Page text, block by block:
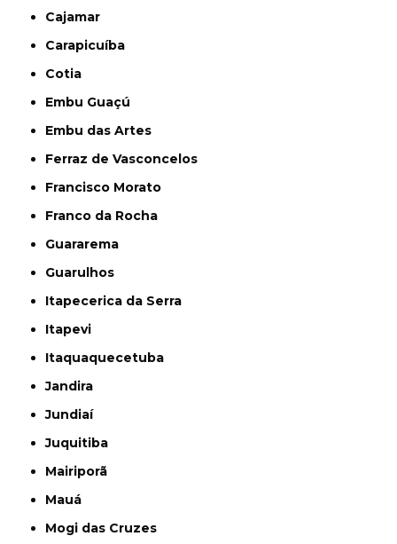
Cajamar
Carapicuíba
Cotia
Embu Guaçú
Embu das Artes
Ferraz de Vasconcelos
Francisco Morato
Franco da Rocha
Guararema
Guarulhos
Itapecerica da Serra
Itapevi
Itaquaquecetuba
Jandira
Jundiaí
Juquitiba
Mairiporã
Mauá
Mogi das Cruzes